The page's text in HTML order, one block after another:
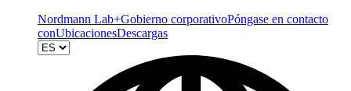
Nordmann Lab+Gobierno corporativoPóngase en contacto
conUbicacionesDescargas